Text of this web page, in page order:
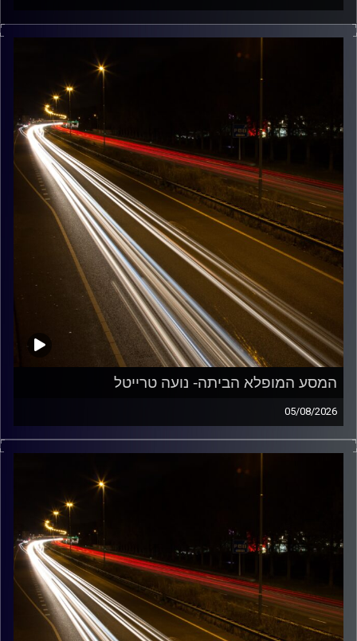
המסע המופלא הביתה- נועה טרייטל
05/08/2026
מוזיקה שתלווה אותנו אחרי יום עבודה ארוך ותחזיר אותנו
הביתה בשלום עם נועה טרייטל
קרדיט תמונות: